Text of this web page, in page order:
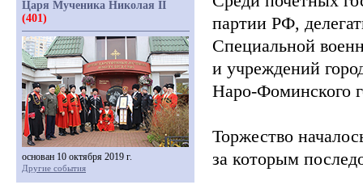
партии РФ,
Специальной
и учреждений
Наро-Фоминского
Торжество
за которым
Царя Мученика Николая II
(401)
основан 10 октября 2019 г.
Другие события